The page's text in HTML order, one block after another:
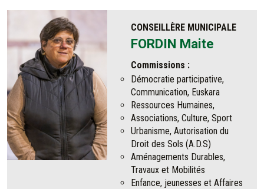
CONSEILLÈRE MUNICIPALE
FORDIN Maite
Commissions :
Démocratie participative,
Communication, Euskara
Ressources Humaines,
Associations, Culture, Sport
Urbanisme, Autorisation du
Droit des Sols (A.D.S)
Aménagements Durables,
Travaux et Mobilités
Enfance, jeunesses et Affaires